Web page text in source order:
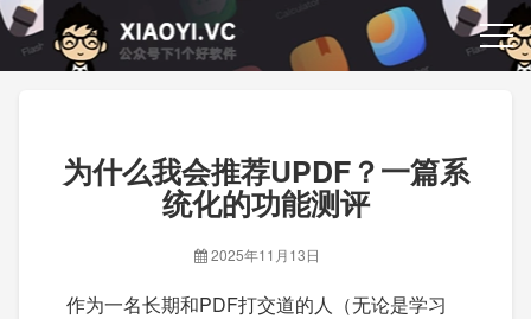
为什么我会推荐UPDF？一篇系
统化的功能测评
2025年11月13日
作为一名长期和PDF打交道的人（无论是学习